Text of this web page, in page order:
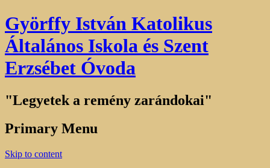
Györffy István Katolikus
Általános Iskola és Szent
Erzsébet Óvoda
"Legyetek a remény zarándokai"
Primary Menu
Skip to content